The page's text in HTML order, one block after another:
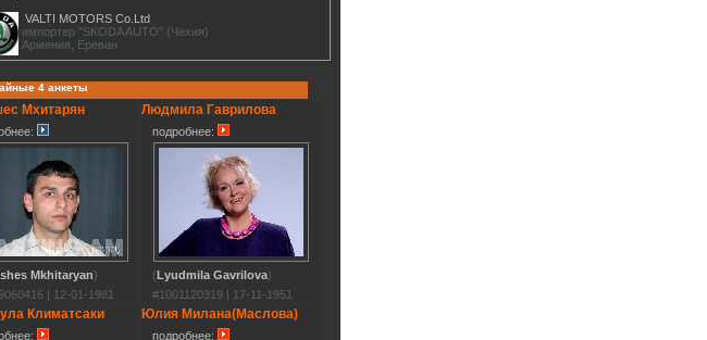
VALTI MOTORS Co.Ltd
импортер "SKODA AUTO" (Чехия)
Армения, Ереван
4 анкеты
Мхитарян
Mkhitaryan)
| 12-01-1981
Людмила Гаврилова
подробнее:
(Lyudmila Gavrilova)
#1001120319 | 17-11-1951
Климатсаки Юлия Милана(Маслова)
подробнее: